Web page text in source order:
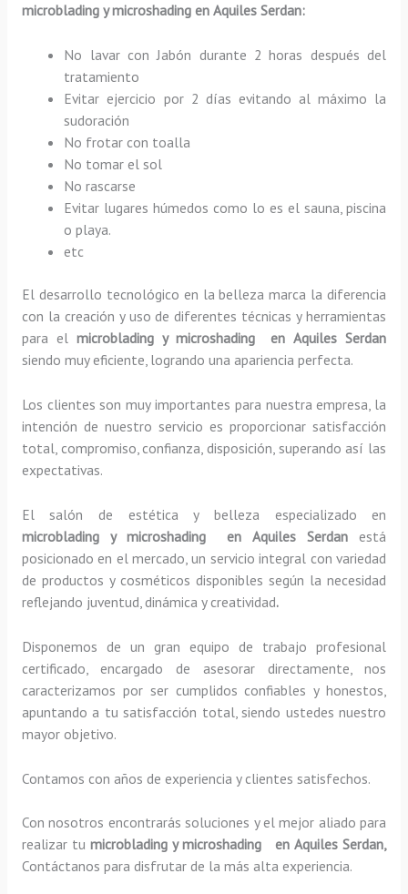
microblading y microshading en Aquiles Serdan:
No lavar con Jabón durante 2 horas después del
tratamiento
Evitar ejercicio por 2 días evitando al máximo la
sudoración
No frotar con toalla
No tomar el sol
No rascarse
Evitar lugares húmedos como lo es el sauna, piscina
o playa.
etc
El desarrollo tecnológico en la belleza marca la diferencia
con la creación y uso de diferentes técnicas y herramientas
para el microblading y microshading en Aquiles Serdan
siendo muy eficiente, logrando una apariencia perfecta.
Los clientes son muy importantes para nuestra empresa, la
intención de nuestro servicio es proporcionar satisfacción
total, compromiso, confianza, disposición, superando así las
expectativas.
El salón de estética y belleza especializado en
microblading y microshading en Aquiles Serdan está
posicionado en el mercado, un servicio integral con variedad
de productos y cosméticos disponibles según la necesidad
reflejando juventud, dinámica y creatividad.
Disponemos de un gran equipo de trabajo profesional
certificado, encargado de asesorar directamente, nos
caracterizamos por ser cumplidos confiables y honestos,
apuntando a tu satisfacción total, siendo ustedes nuestro
mayor objetivo.
Contamos con años de experiencia y clientes satisfechos.
Con nosotros encontrarás soluciones y el mejor aliado para
realizar tu microblading y microshading en Aquiles Serdan,
Contáctanos para disfrutar de la más alta experiencia.